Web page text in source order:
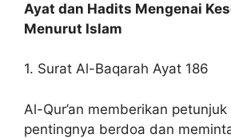
Ayat dan Hadits Mengenai
Menurut Islam
1. Surat Al-Baqarah Ayat 186
Al-Qur’an memberikan
pentingnya berdoa dan